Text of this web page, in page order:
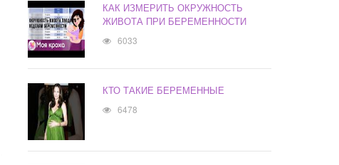
КАК ИЗМЕРИТЬ ОКРУЖНОСТЬ
ЖИВОТА ПРИ БЕРЕМЕННОСТИ
6033
КТО ТАКИЕ БЕРЕМЕННЫЕ
6478